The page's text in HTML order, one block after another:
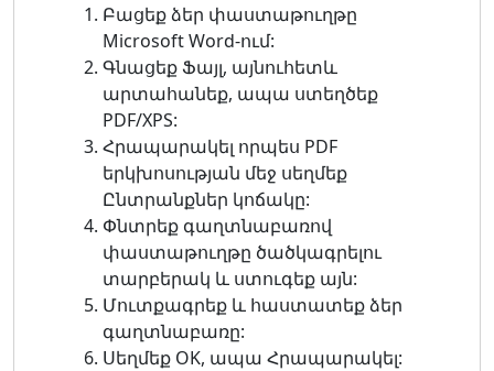
Բացեք ձեր փաստաթուղթը
Microsoft Word-ում:
Գնացեք Ֆայլ, այնուհետև
արտահանեք, ապա ստեղծեք
PDF/XPS:
Հրապարակել որպես PDF
երկխոսության մեջ սեղմեք
Ընտրանքներ կոճակը:
Փնտրեք գաղտնաբառով
փաստաթուղթը ծածկագրելու
տարբերակ և ստուգեք այն:
Մուտքագրեք և հաստատեք ձեր
գաղտնաբառը:
Սեղմեք OK, ապա Հրապարակել: